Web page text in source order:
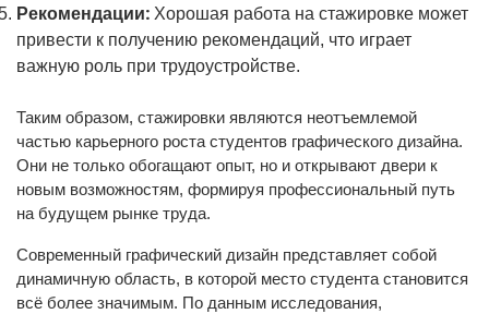
Рекомендации: Хорошая работа на стажировке может
привести к получению рекомендаций, что играет
важную роль при трудоустройстве.
Таким образом, стажировки являются неотъемлемой
частью карьерного роста студентов графического дизайна.
Они не только обогащают опыт, но и открывают двери к
новым возможностям, формируя профессиональный путь
на будущем рынке труда.
Современный графический дизайн представляет собой
динамичную область, в которой место студента становится
всё более значимым. По данным исследования,